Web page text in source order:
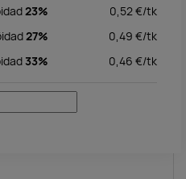
23% 0,52€/tk
27% 0,49 €/tk
33% 0,46 €/tk